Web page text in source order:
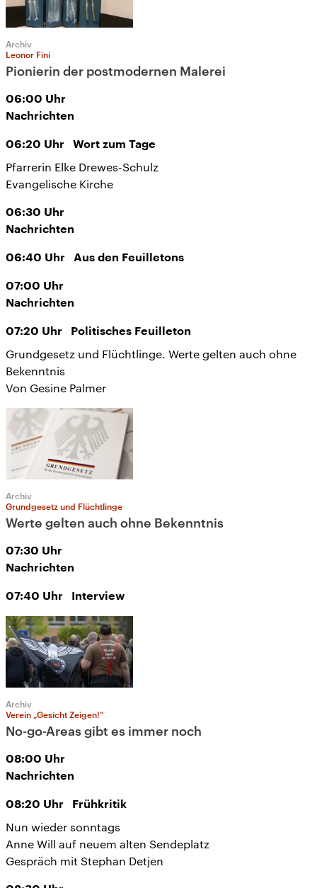
Archiv
Leonor Fini
Pionierin der postmodernen Malerei
06:00 Uhr
Nachrichten
06:20 Uhr Wort zum Tage
Pfarrerin Elke Drewes-Schulz
Evangelische Kirche
06:30 Uhr
Nachrichten
06:40 Uhr Aus den Feuilletons
07:00 Uhr
Nachrichten
07:20 Uhr Politisches Feuilleton
Grundgesetz und Flüchtlinge. Werte gelten auch ohne
Bekenntnis
Von Gesine Palmer
Archiv
Grundgesetz und Flüchtlinge
Werte gelten auch ohne Bekenntnis
07:30 Uhr
Nachrichten
07:40 Uhr Interview
Archiv
Verein „Gesicht Zeigen!“
No-go-Areas gibt es immer noch
08:00 Uhr
Nachrichten
08:20 Uhr Frühkritik
Nun wieder sonntags
Anne Will auf neuem alten Sendeplatz
Gespräch mit Stephan Detjen